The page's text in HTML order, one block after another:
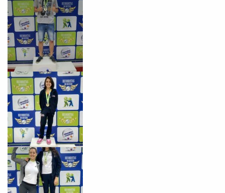
Preencha com seus dados abaixo e
já vamos te colocar em contato
Você é aluno inFlux?